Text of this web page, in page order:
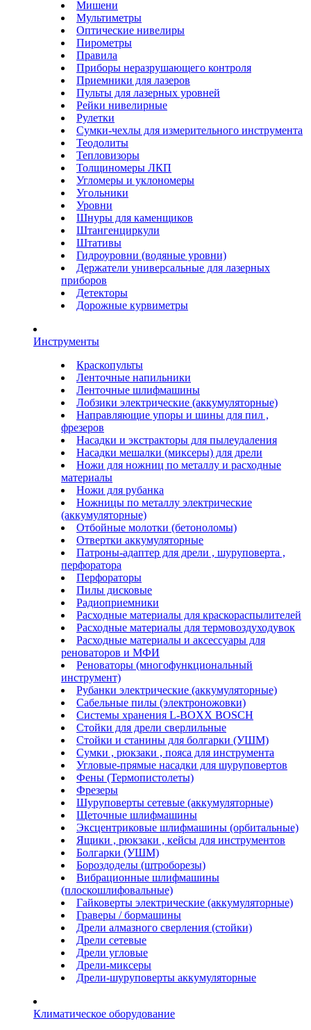
Мишени
Мультиметры
Оптические нивелиры
Пирометры
Правила
Приборы неразрушающего контроля
Приемники для лазеров
Пульты для лазерных уровней
Рейки нивелирные
Рулетки
Сумки-чехлы для измерительного инструмента
Теодолиты
Тепловизоры
Толщиномеры ЛКП
Угломеры и уклономеры
Угольники
Уровни
Шнуры для каменщиков
Штангенциркули
Штативы
Гидроуровни (водяные уровни)
Держатели универсальные для лазерных
приборов
Детекторы
Дорожные курвиметры
Инструменты
Краскопульты
Ленточные напильники
Ленточные шлифмашины
Лобзики электрические (аккумуляторные)
Направляющие упоры и шины для пил ,
фрезеров
Насадки и экстракторы для пылеудаления
Насадки мешалки (миксеры) для дрели
Ножи для ножниц по металлу и расходные
материалы
Ножи для рубанка
Ножницы по металлу электрические
(аккумуляторные)
Отбойные молотки (бетоноломы)
Отвертки аккумуляторные
Патроны-адаптер для дрели , шуруповерта ,
перфоратора
Перфораторы
Пилы дисковые
Радиоприемники
Расходные материалы для краскораспылителей
Расходные материалы для термовоздуходувок
Расходные материалы и аксессуары для
реноваторов и МФИ
Реноваторы (многофункциональный
инструмент)
Рубанки электрические (аккумуляторные)
Сабельные пилы (электроножовки)
Системы хранения L-BOXX BOSCH
Стойки для дрели сверлильные
Стойки и станины для болгарки (УШМ)
Сумки , рюкзаки , пояса для инструмента
Угловые-прямые насадки для шуруповертов
Фены (Термопистолеты)
Фрезеры
Шуруповерты сетевые (аккумуляторные)
Щеточные шлифмашины
Эксцентриковые шлифмашины (орбитальные)
Ящики , рюкзаки , кейсы для инструментов
Болгарки (УШМ)
Бороздоделы (штроборезы)
Вибрационные шлифмашины
(плоскошлифовальные)
Гайковерты электрические (аккумуляторные)
Граверы / бормашины
Дрели алмазного сверления (стойки)
Дрели сетевые
Дрели угловые
Дрели-миксеры
Дрели-шуруповерты аккумуляторные
Климатическое оборудование